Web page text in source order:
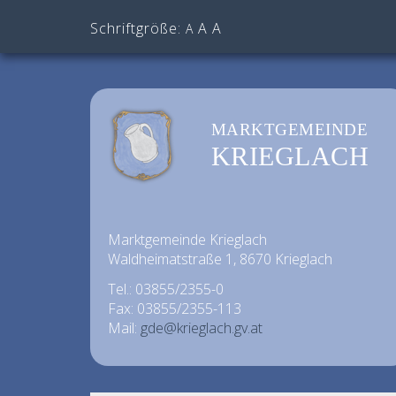
Schriftgröße: A A A
MARKTGEMEINDE
KRIEGLACH
Marktgemeinde Krieglach
Waldheimatstraße 1, 8670 Krieglach
Tel.: 03855/2355-0
Fax: 03855/2355-113
Mail: gde@krieglach.gv.at